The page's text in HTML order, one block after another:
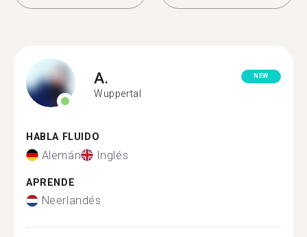
A.
Wuppertal
NEW
HABLA FLUIDO
Alemán Inglés
APRENDE
Neerlandés